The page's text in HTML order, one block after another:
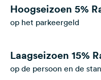
Inloggen
Feedback
Hoogseizoen 5%
op het parkeergeld
Laagseizoen 15%
op de persoon en de